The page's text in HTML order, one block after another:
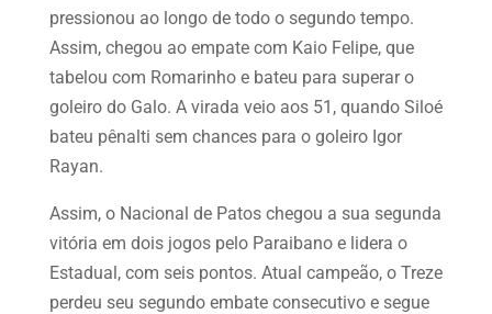
pressionou ao longo de todo o segundo tempo.
Assim, chegou ao empate com Kaio Felipe, que
tabelou com Romarinho e bateu para superar o
goleiro do Galo. A virada veio aos 51, quando Siloé
bateu pênalti sem chances para o goleiro Igor
Rayan.
Assim, o Nacional de Patos chegou a sua segunda
vitória em dois jogos pelo Paraibano e lidera o
Estadual, com seis pontos. Atual campeão, o Treze
perdeu seu segundo embate consecutivo e segue